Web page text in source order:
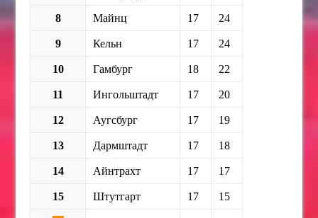
8 Майнц 17 24
9 Кельн 17 24
10 Гамбург 18 22
11 Ингольштадт 17 20
12 Аугсбург 17 19
13 Дармштадт 17 18
14 Айнтрахт 17 17
15 Штутгарт 17 15